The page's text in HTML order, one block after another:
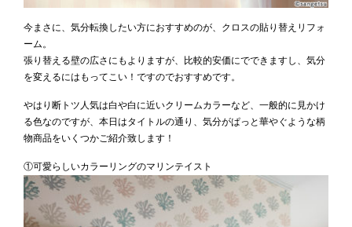
今まさに、気分転換したい方におすすめのが、クロスの貼り替えリフォ
ーム。
張り替える壁の広さにもよりますが、比較的安価にでできますし、気分
を変えるにはもってこい！ですのでおすすめです。
やはり断トツ人気は白や白に近いクリームカラーなど、一般的に見かけ
る色なのですが、本日はタイトルの通り、気分がぱっと華やぐような柄
物商品をいくつかご紹介致します！
①可愛らしいカラーリングのマリンテイスト